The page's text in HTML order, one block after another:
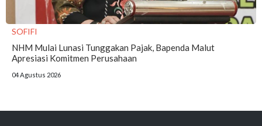
SOFIFI
NHM Mulai Lunasi Tunggakan Pajak, Bapenda Malut
Apresiasi Komitmen Perusahaan
04 Agustus 2026